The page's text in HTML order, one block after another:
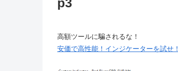
高額ツールに騙されるな！
安価で高性能！インジケーターを試せ！